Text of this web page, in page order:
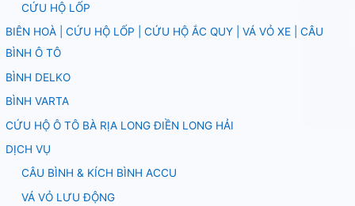
CỨU HỘ LỐP
BIÊN HOÀ | CỨU HỘ LỐP | CỨU HỘ ẮC QUY | VÁ VỎ XE | CÂU
BÌNH Ô TÔ
BÌNH DELKO
BÌNH VARTA
CỨU HỘ Ô TÔ BÀ RỊA LONG ĐIỀN LONG HẢI
DỊCH VỤ
CÂU BÌNH & KÍCH BÌNH ACCU
VÁ VỎ LƯU ĐỘNG